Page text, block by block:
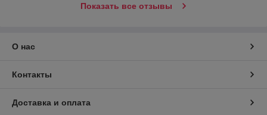
Показать все отзывы
О нас
Контакты
Доставка и оплата